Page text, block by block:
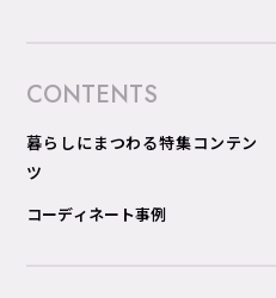
CONTENTS
暮らしにまつわる特集コンテン
ツ
コーディネート事例